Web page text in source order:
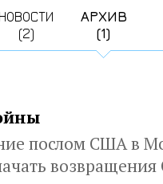
НОВОСТИ
(2)
АРХИВ
(1)
послом США в